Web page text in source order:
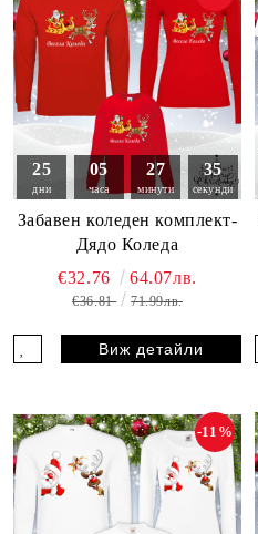
25
дни
05
часа
27
минути
33
секунди
Забавен коледен комплект-
Дядо Коледа
€32.76 64.07лв.
€36.81 71.99лв.
Виж детайли
-11%